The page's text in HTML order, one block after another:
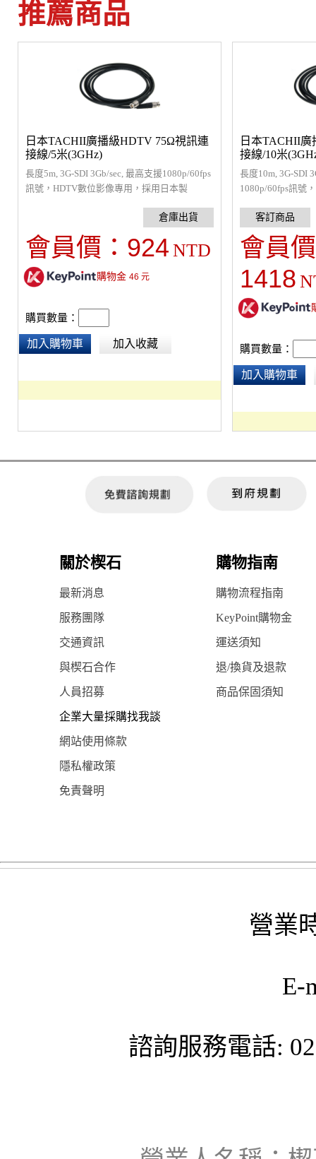
推薦商品
日本TACHII廣播級HDTV 75Ω視訊連
接線/5米(3GHz)
長度5m, 3G-SDI 3Gb/sec, 最高支援1080p/60fps
訊號，HDTV數位影像專用，採用日本製
會員價： 924 NTD
購物金 46 元
購買數量：
加入購物車 加入收藏
日本TACHII
接線/10米
長度10m, 3G-SDI
1080p/60fps訊號
色每批製作不同
會員
1418
購買數量：
加入購物車
關於楔石 購物指南
最新消息 購物流程指南
服務團隊 KeyPoint購物金
交通資訊 運送須知
與楔石合作 退/換貨及退款
人員招募 商品保固須知
企業大量採購找我談
網站使用條款
隱私權政策
免責聲明
營業
E-
諮詢服務電話: